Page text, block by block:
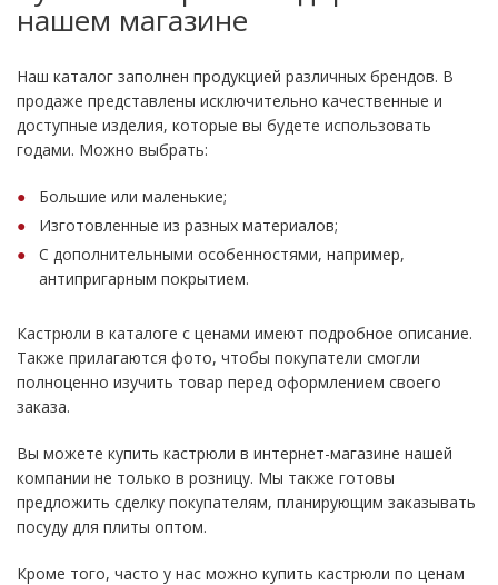
нашем магазине
Наш каталог заполнен продукцией различных брендов. В
продаже представлены исключительно качественные и
доступные изделия, которые вы будете использовать
годами. Можно выбрать:
Большие или маленькие;
Изготовленные из разных материалов;
С дополнительными особенностями, например,
антипригарным покрытием.
Кастрюли в каталоге с ценами имеют подробное описание.
Также прилагаются фото, чтобы покупатели смогли
полноценно изучить товар перед оформлением своего
заказа.
Вы можете купить кастрюли в интернет-магазине нашей
компании не только в розницу. Мы также готовы
предложить сделку покупателям, планирующим заказывать
посуду для плиты оптом.
Кроме того, часто у нас можно купить кастрюли по ценам